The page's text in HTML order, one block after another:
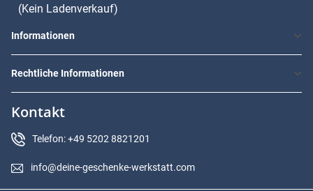
(Kein Ladenverkauf)
Informationen
Rechtliche Informationen
Kontakt
Telefon: +49 5202 8821201
info@deine-geschenke-werkstatt.com